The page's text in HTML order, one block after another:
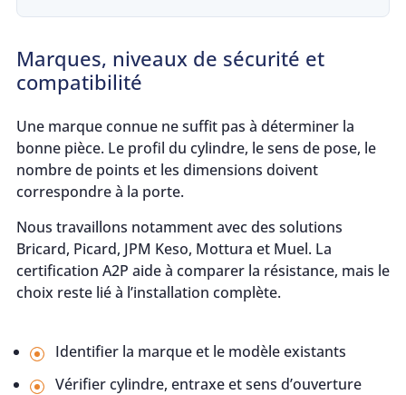
Marques, niveaux de sécurité et
compatibilité
Une marque connue ne suffit pas à déterminer la
bonne pièce. Le profil du cylindre, le sens de pose, le
nombre de points et les dimensions doivent
correspondre à la porte.
Nous travaillons notamment avec des solutions
Bricard, Picard, JPM Keso, Mottura et Muel. La
certification A2P aide à comparer la résistance, mais le
choix reste lié à l’installation complète.
Identifier la marque et le modèle existants
Vérifier cylindre, entraxe et sens d’ouverture